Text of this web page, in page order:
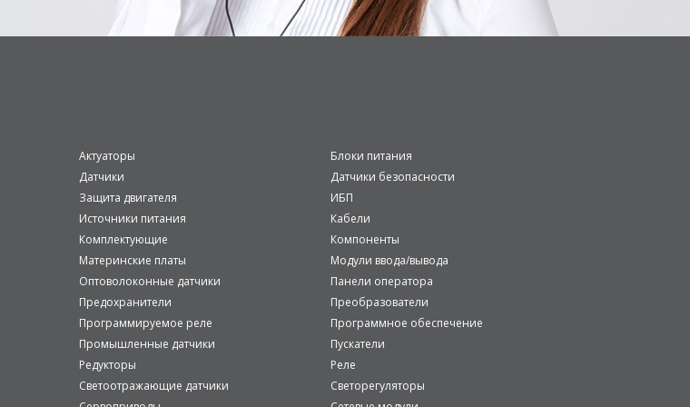
Актуаторы
Блоки питания
Датчики
Датчики безопасности
Защита двигателя
ИБП
Источники питания
Кабели
Комплектующие
Компоненты
Материнские платы
Модули ввода/вывода
Оптоволоконные датчики
Панели оператора
Предохранители
Преобразователи
Программируемое реле
Программное обеспечение
Промышленные датчики
Пускатели
Редукторы
Реле
Светоотражающие датчики
Светорегуляторы